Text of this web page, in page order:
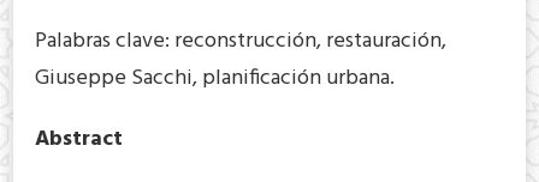
Palabras clave: reconstrucción, restauración,
Giuseppe Sacchi, planificación urbana.
Abstract